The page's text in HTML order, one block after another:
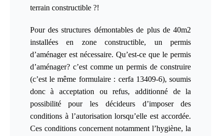
terrain constructible ?!
Pour des structures démontables de plus de 40m2
installées en zone constructible, un permis
d’aménager est nécessaire. Qu’est-ce que le permis
d’aménager? c’est comme un permis de construire
(c’est le même formulaire : cerfa 13409-6), soumis
donc à acceptation ou refus, additionné de la
possibilité pour les décideurs d’imposer des
conditions à l’autorisation lorsqu’elle est accordée.
Ces conditions concernent notamment l’hygiène, la